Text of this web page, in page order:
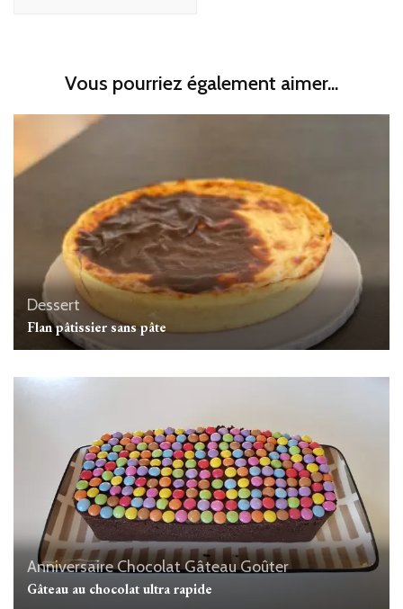
Vous pourriez également aimer...
Dessert
Flan pâtissier sans pâte
AnniversaireChocolatGâteauGoûter
Gâteau au chocolat ultra rapide